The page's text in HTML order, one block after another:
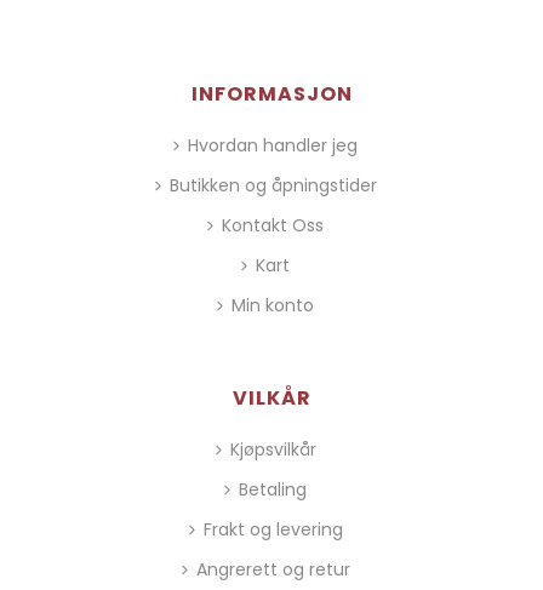
INFORMASJON
Hvordan handler jeg
Butikken og åpningstider
Kontakt Oss
Kart
Min konto
VILKÅR
Kjøpsvilkår
Betaling
Frakt og levering
Angrerett og retur